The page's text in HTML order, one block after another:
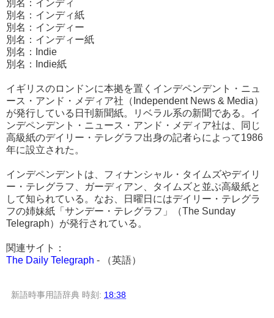
別名：インディ
別名：インディ紙
別名：インディー
別名：インディー紙
別名：Indie
別名：Indie紙
イギリスのロンドンに本拠を置くインデペンデント・ニュ
ース・アンド・メディア社（Independent News & Media）
が発行している日刊新聞紙。リベラル系の新聞である。イ
ンデペンデント・ニュース・アンド・メディア社は、同じ
高級紙のデイリー・テレグラフ出身の記者らによって1986
年に設立された。
インデペンデントは、フィナンシャル・タイムズやデイリ
ー・テレグラフ、ガーディアン、タイムズと並ぶ高級紙と
して知られている。なお、日曜日にはデイリー・テレグラ
フの姉妹紙「サンデー・テレグラフ」（The Sunday
Telegraph）が発行されている。
関連サイト：
The Daily Telegraph - （英語）
新語時事用語辞典 時刻: 18:38